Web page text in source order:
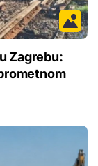
Zagrebu: